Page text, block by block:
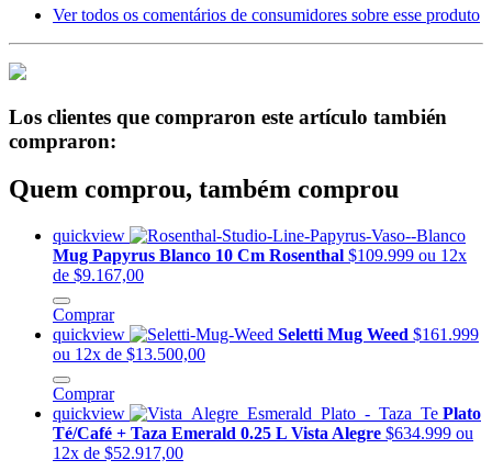
Ver todos os comentários de consumidores sobre esse produto
Los clientes que compraron este artículo también
compraron:
Quem comprou, também comprou
quickview
Mug Papyrus Blanco 10 Cm Rosenthal $109.999 ou 12x
de $9.167,00
Comprar
quickview
Seletti Mug Weed $161.999
ou 12x de $13.500,00
Comprar
quickview
Plato
Té/Café + Taza Emerald 0.25 L Vista Alegre $634.999 ou
12x de $52.917,00